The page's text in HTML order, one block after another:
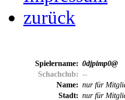
zurück
Spielername: 0djpimp0@
Schachclub: --
Name: nur für
Stadt: nur für